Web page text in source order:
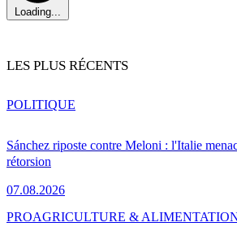
Loading...
LES PLUS RÉCENTS
Sánchez riposte contre Meloni : l'Italie
rétorsion
07.08.2026
POLITIQUE
PROAGRICULTURE &